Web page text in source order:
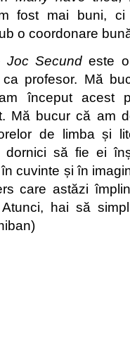
fost mai buni,
o coordonare
Joc Secund este
ca profesor. Mă
început acest
Mă bucur că am
de limba și
dornici să fie ei
cuvinte și în
care astăzi
Atunci, hai să